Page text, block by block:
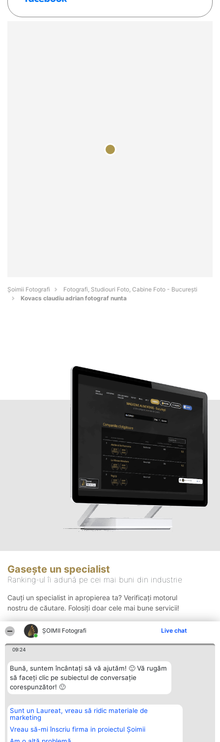
ȘOIMII Fotografi Live chat
09:24
Bună, suntem încântați să vă ajutăm! 🙂 Vă rugăm
să faceți clic pe subiectul de conversație
corespunzător! 🙂
Sunt un Laureat, vreau să ridic materiale de
marketing
Vreau să-mi înscriu firma in proiectul Șoimii
Șoimii Fotografi
Fotografi, Studiouri Foto, Cabine Foto - Bucureşti
Kovacs claudiu adrian fotograf nunta
Gasește un specialist
Ranking-ul îi adună pe cei mai buni din industrie
Cauți un specialist in apropierea ta? Verificați motorul
nostru de căutare. Folosiți doar cele mai bune servicii!
Organizator Ranking
BRIGHT SOLUTIONS BR SRL
Aleea Timisul De Sus 2 Bl. A30
Sc. A Et. 4 Ap. 13 Cod 061952
București
Plebiscyt
Lista Tuturor
Laureaților
Contact